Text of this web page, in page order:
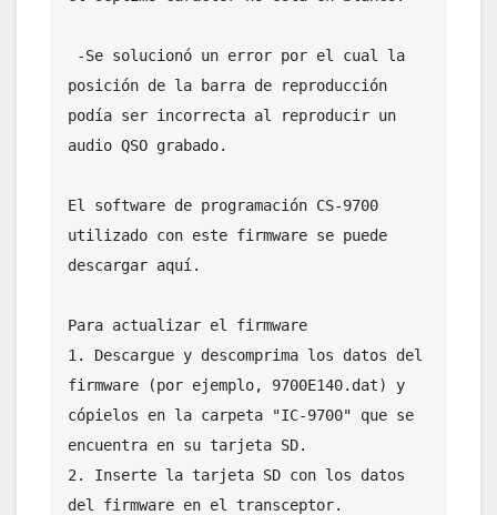
posición de la barra de reproducción
podía ser incorrecta al reproducir un
audio QSO grabado.
El software de programación CS-9700
utilizado con este firmware se puede
descargar aquí.
Para actualizar el firmware
1. Descargue y descomprima los datos del
firmware (por ejemplo, 9700E140.dat) y
cópielos en la carpeta "IC-9700" que se
encuentra en su tarjeta SD.
2. Inserte la tarjeta SD con los datos
del firmware en el transceptor.